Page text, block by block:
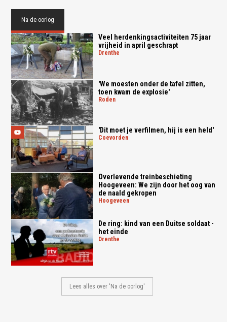
Na de oorlog
Veel herdenkingsactiviteiten 75 jaar
vrijheid in april geschrapt
drenthe
'We moesten onder de tafel zitten,
toen kwam de explosie'
roden
'Dit moet je verfilmen, hij is een held'
coevorden
Overlevende treinbeschieting
Hoogeveen: We zijn door het oog van
de naald gekropen
hoogeveen
De ring: kind van een Duitse soldaat -
het einde
drenthe
Lees alles over 'Na de oorlog'